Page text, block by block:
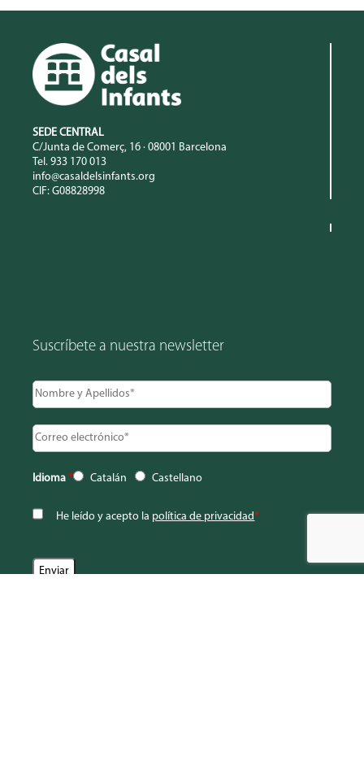
SEDE CENTRAL
C/Junta de Comerç, 16 · 08001 Barcelona
Tel. 933 170 013
info@casaldelsinfants.org
CIF: G08828998
Suscríbete a nuestra newsletter
Idioma * Catalán Castellano
He leído y acepto la política de privacidad*